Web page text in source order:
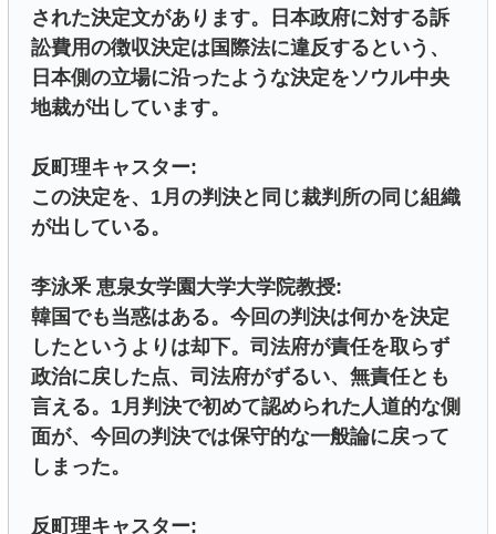
された決定文があります。日本政府に対する訴
訟費用の徴収決定は国際法に違反するという、
日本側の立場に沿ったような決定をソウル中央
地裁が出しています。
反町理キャスター:
この決定を、1月の判決と同じ裁判所の同じ組織
が出している。
李泳釆 恵泉女学園大学大学院教授:
韓国でも当惑はある。今回の判決は何かを決定
したというよりは却下。司法府が責任を取らず
政治に戻した点、司法府がずるい、無責任とも
言える。1月判決で初めて認められた人道的な側
面が、今回の判決では保守的な一般論に戻って
しまった。
反町理キャスター: